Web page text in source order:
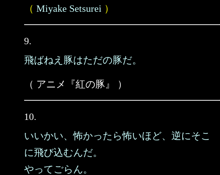
（ Miyake Setsurei ）
9.
飛ばねえ豚はただの豚だ。
（ アニメ『紅の豚』 ）
10.
いいかい、怖かったら怖いほど、逆にそこ
に飛び込むんだ。
やってごらん。